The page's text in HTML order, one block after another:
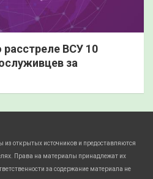
ВСУ 10
за
открытых источников и предоставляются
Права на материалы принадлежат их
за содержание материала не